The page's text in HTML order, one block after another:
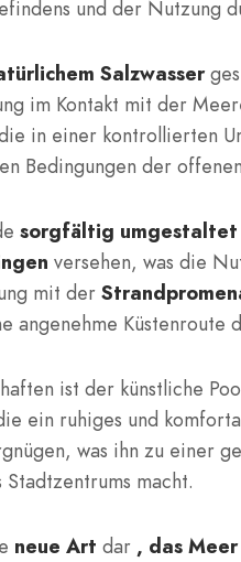
und der Nutzung
Salzwasser
im Kontakt mit der
in einer kontrollierten
Bedingungen der
sorgfältig umgestaltet
versehen, was die
mit der
angenehme
ist der künstliche
ein ruhiges und
was ihn zu einer
macht.
neue Art dar , das